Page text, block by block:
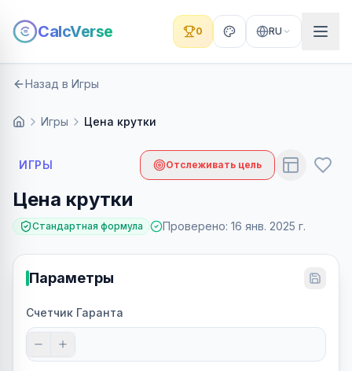
CalcVerse 0 RU
Назад в Игры
Игры Цена крутки
ИГРЫ Отслеживать цель
Цена крутки
Стандартная формула Проверено: 16 янв. 2025 г.
Параметры
Счетчик Гаранта